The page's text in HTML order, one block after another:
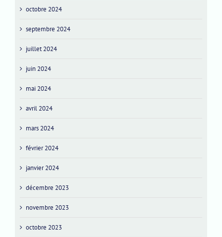
octobre 2024
septembre 2024
juillet 2024
juin 2024
mai 2024
avril 2024
mars 2024
février 2024
janvier 2024
décembre 2023
novembre 2023
octobre 2023